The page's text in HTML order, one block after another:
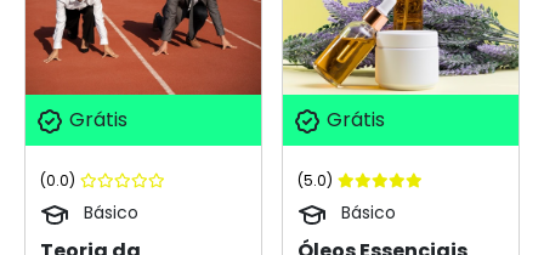
Grátis
(0.0)
Básico
Grátis
(5.0)
Básico